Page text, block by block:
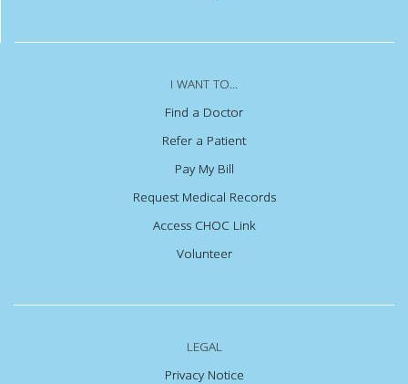
I WANT TO...
Find a Doctor
Refer a Patient
Pay My Bill
Request Medical Records
Access CHOC Link
Volunteer
LEGAL
Privacy Notice